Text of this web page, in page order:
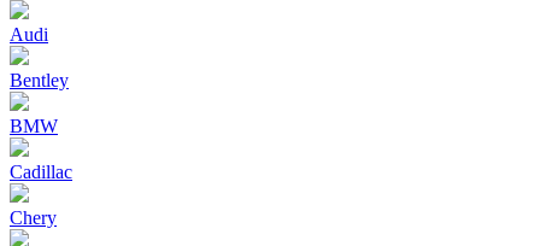
Audi
Bentley
BMW
Cadillac
Chery